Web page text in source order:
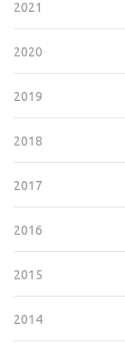
2021
2020
2019
2018
2017
2016
2015
2014